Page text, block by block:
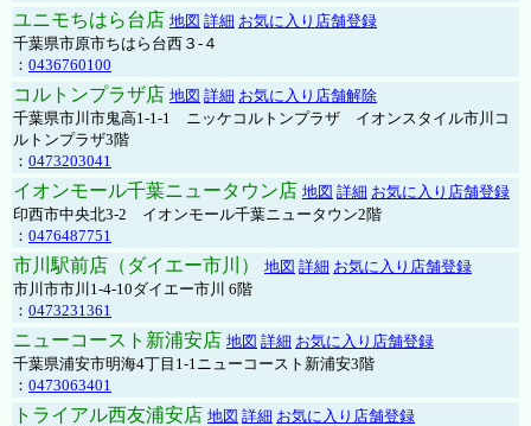
ユニモちはら台店 地図 詳細 お気に入り店舗登録
千葉県市原市ちはら台西３-４
： 0436760100
コルトンプラザ店 地図 詳細 お気に入り店舗解除
千葉県市川市鬼高1-1-1 ニッケコルトンプラザ イオンスタイル市川コ
ルトンプラザ3階
： 0473203041
イオンモール千葉ニュータウン店 地図 詳細 お気に入り店舗登録
印西市中央北3-2 イオンモール千葉ニュータウン2階
： 0476487751
市川駅前店（ダイエー市川） 地図 詳細 お気に入り店舗登録
市川市市川1-4-10ダイエー市川 6階
： 0473231361
ニューコースト新浦安店 地図 詳細 お気に入り店舗登録
千葉県浦安市明海4丁目1-1ニューコースト新浦安3階
： 0473063401
トライアル西友浦安店 地図 詳細 お気に入り店舗登録